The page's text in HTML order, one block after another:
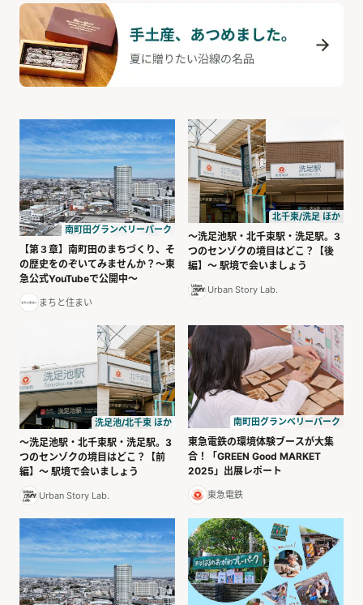
南町田グランベリーパーク
【第３章】南町田のまちづくり、そ
の歴史をのぞいてみませんか？～東
急公式YouTubeで公開中～
まちと住まい
北千束/洗足 ほか
〜洗足池駅・北千束駅・洗足駅。3
つのセンゾクの境目はどこ？【後
編】〜 駅境で会いましょう
Urban Story Lab.
洗足池/北千束 ほか
〜洗足池駅・北千束駅・洗足駅。3
つのセンゾクの境目はどこ？【前
編】〜 駅境で会いましょう
Urban Story Lab.
南町田グランベリーパーク
東急電鉄の環境体験ブースが大集
合！「GREEN Good MARKET
2025」出展レポート
東急電鉄